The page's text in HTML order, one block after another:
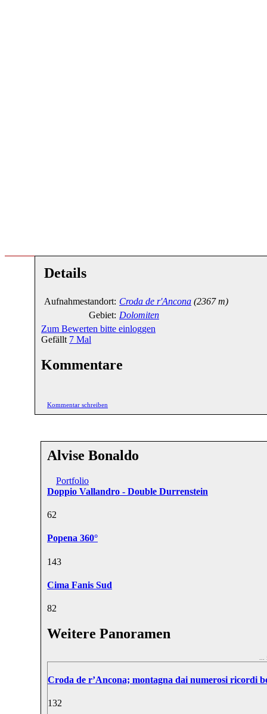
Details
Aufnahmestandort: Croda de r'Ancona (2367 m)
Gebiet: Dolomiten
Zum Bewerten bitte einloggen
Gefällt 7 Mal
Kommentare
Kommentar schreiben
Alvise Bonaldo
Portfolio
Doppio Vallandro - Double Durrenstein
62
Popena 360°
143
Cima Fanis Sud
82
Weitere Panoramen
Croda de r’Ancona; montagna dai numerosi ricordi
132